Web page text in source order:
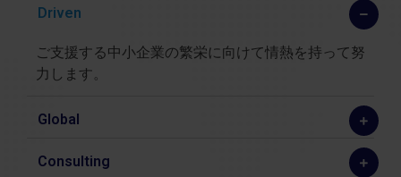
Driven
ご支援する中小企業の繁栄に向けて情熱を持って努
力します。
Global
Consulting